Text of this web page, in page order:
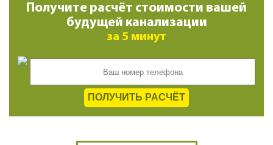
Получите расчёт стоимости вашей
будущей канализации
за 5 минут
ПОЛУЧИТЬ РАСЧЁТ